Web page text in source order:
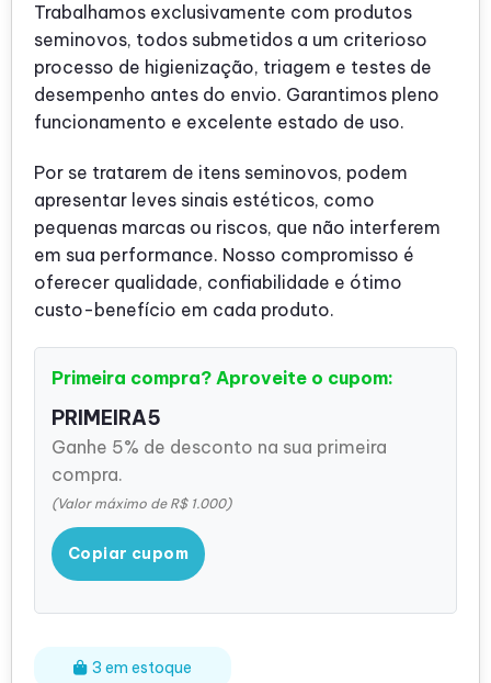
Trabalhamos exclusivamente com produtos
seminovos, todos submetidos a um criterioso
processo de higienização, triagem e testes de
desempenho antes do envio. Garantimos pleno
funcionamento e excelente estado de uso.
Por se tratarem de itens seminovos, podem
apresentar leves sinais estéticos, como
pequenas marcas ou riscos, que não interferem
em sua performance. Nosso compromisso é
oferecer qualidade, confiabilidade e ótimo
custo-benefício em cada produto.
Primeira compra? Aproveite o cupom:
PRIMEIRA5
Ganhe 5% de desconto na sua primeira
compra.
(Valor máximo de R$ 1.000)
Copiar cupom
3 em estoque